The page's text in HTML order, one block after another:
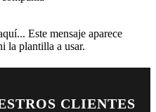
Este mensaje aparece
la plantilla a usar.
CLIENTES